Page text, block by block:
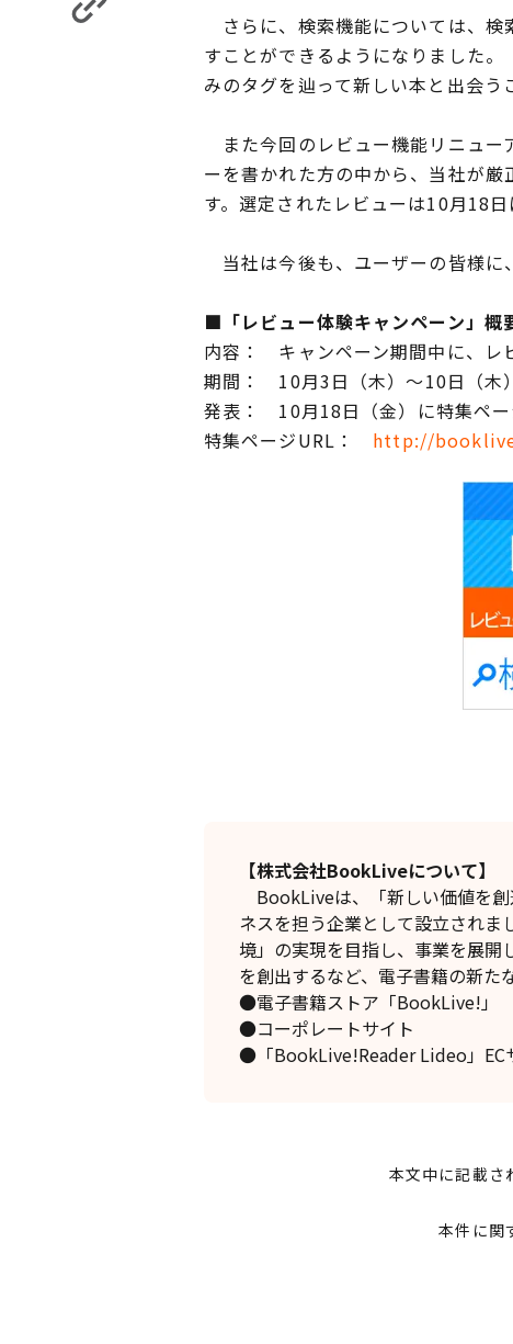
さらに、検索機能については、検
すことができるようになりました
みのタグを辿って新しい本と出会う
また今回のレビュー機能リニュー
ーを書かれた方の中から、当社が
す。選定されたレビューは10月18日
当社は今後も、ユーザーの皆様に
■「レビュー体験キャンペーン」概
内容： キャンペーン期間中に、レ
期間： 10月3日（木）～10日（木）
発表： 10月18日（金）に特集ペー
特集ページURL： http://
【株式会社BookLiveについて】
BookLiveは、「新しい価値を創
ネスを担う企業として設立され
境」の実現を目指し、事業を展開
を創出するなど、電子書籍の新た
●電子書籍ストア「
●コーポレートサ
●「BookLive!Reader Lideo」EC
本文中に記載さ
本件に関